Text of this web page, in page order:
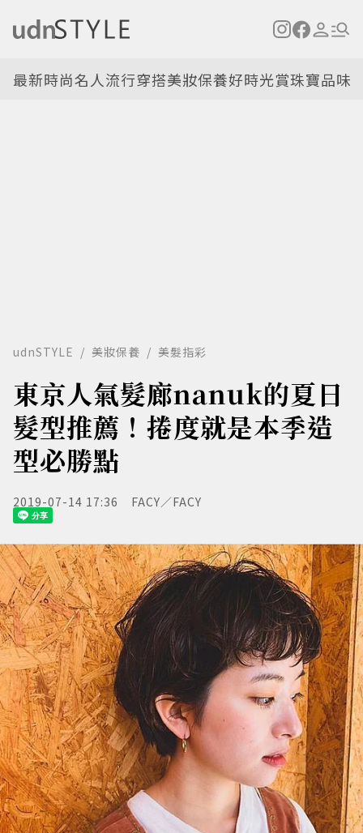
最新時尚名人流行穿搭美妝保養好時光賞珠寶品味
udnSTYLE 美妝保養 美髮指彩
東京人氣髮廊nanuk的夏日
髮型推薦！捲度就是本季造
型必勝點
2019-07-14 17:36 FACY／FACY